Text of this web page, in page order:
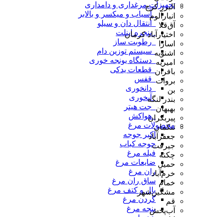
تجهیزات مرغداری و دامداری
_آسیاب و میکسر و بالابر
_انتقال دان و سیلو
_پنجره اینلت
_رطوبت ساز
_سیستم توزین دام
_دستگاه یونجه خوری
_قطعات یدکی
_قفس
_دانخوری
_آبخوری
_جت هیتر
_هواکش
محصولات مرغ
اکبر جوجه
جوجه کباب
فیله مرغ
ضایعات مرغ
ران مرغ
ساق ران مرغ
بال و کتف مرغ
گردن مرغ
پنجه مرغ
البرز کرج
انبارآلوم
آق‌قلا
اختیارآباد کرمان
اسارا
اشنویه
امیریه
بافران
بروات
بن
بندر لنگه
بهبهان
پیربکران
تنکمان
جعفرآباد
جیرفت
چکنه
حمیل
خرم‌آباد
خمام
مشگین‌شهر
قم
آب‌پخش